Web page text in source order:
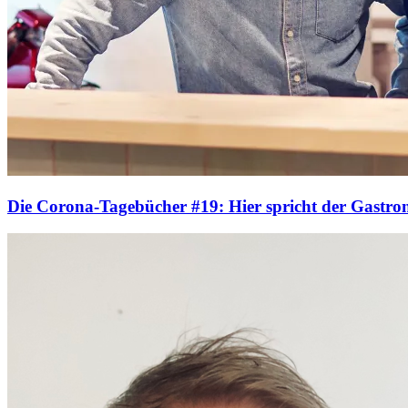
Die Corona-Tagebücher #19: Hier spricht der